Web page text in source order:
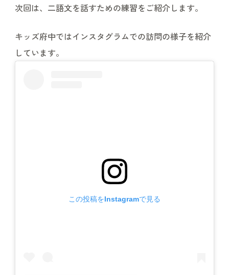
次回は、二語文を話すための練習をご紹介します。
キッズ府中ではインスタグラムでの訪問の様子を紹介
しています。
この投稿をInstagramで見る